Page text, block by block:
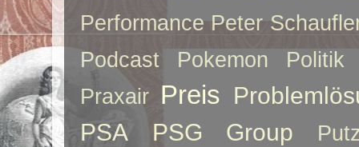
Performance Peter
Podcast
Pokemon
Politik
Praxair Preis
PSA
PSG Group